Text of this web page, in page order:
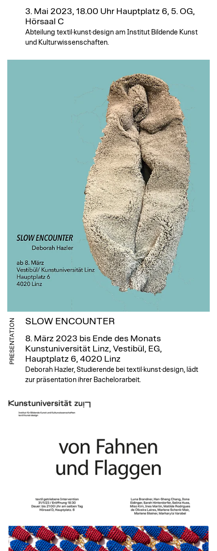
3. Mai 2023, 18.00 Uhr Hauptplatz 6, 5. OG,
Hörsaal C
Abteilung textil·kunst·design am Institut Bildende Kunst
und Kulturwissenschaften.
PRESENTATION SLOW ENCOUNTER
8. März 2023 bis Ende des Monats
Kunstuniversität Linz, Vestibül, EG,
Hauptplatz 6, 4020 Linz
Deborah Hazler, Studierende bei textil·kunst·design, lädt
zur präsentation ihrer Bachelorarbeit.